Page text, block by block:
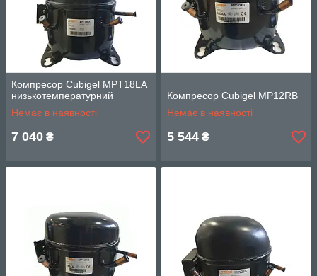
Компресор Cubigel MPT18LA
низькотемпературний
Немає в наявності
7 040 ₴
Компресор Cubigel MP12RB
Немає в наявності
5 544 ₴